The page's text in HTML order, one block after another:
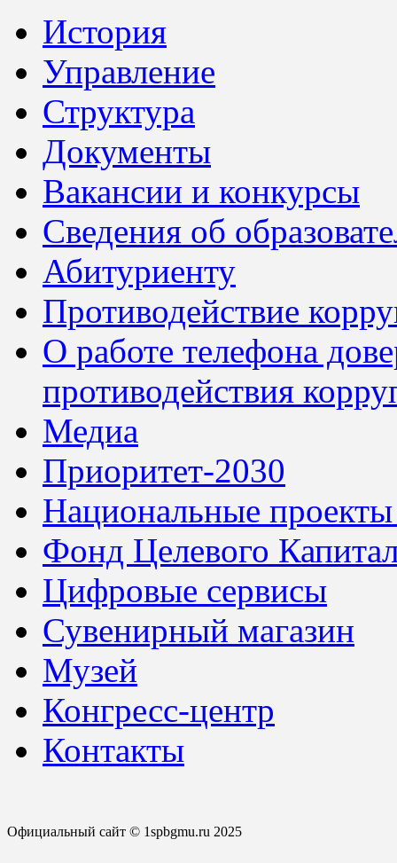
История
Управление
Структура
Документы
Вакансии и конкурсы
Сведения об
Абитуриенту
Противодействие
О работе телефона
противодействия
Медиа
Приоритет-2030
Национальные
Фонд Целевого
Цифровые сервисы
Сувенирный магазин
Музей
Конгресс-центр
Контакты
Официальный сайт © 1spbgmu.ru 2025